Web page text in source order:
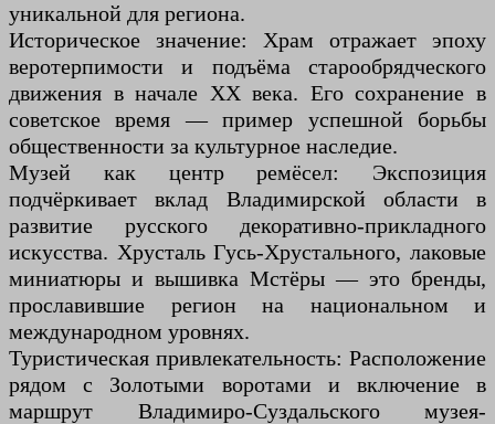
уникальной для региона.
Историческое значение: Храм отражает эпоху
веротерпимости и подъёма старообрядческого
движения в начале XX века. Его сохранение в
советское время — пример успешной борьбы
общественности за культурное наследие.
Музей как центр ремёсел: Экспозиция
подчёркивает вклад Владимирской области в
развитие русского декоративно-прикладного
искусства. Хрусталь Гусь-Хрустального, лаковые
миниатюры и вышивка Мстёры — это бренды,
прославившие регион на национальном и
международном уровнях.
Туристическая привлекательность: Расположение
рядом с Золотыми воротами и включение в
маршрут Владимиро-Суздальского музея-